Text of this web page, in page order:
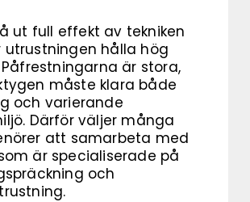
ut full effekt av tekniken
utrustningen hålla hög
är stora,
måste klara både
och varierande
Därför väljer många
att samarbeta med
är specialiserade på
och